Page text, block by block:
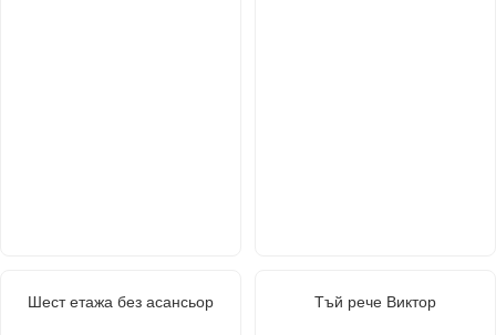
Шест етажа без асансьор Тъй рече Виктор